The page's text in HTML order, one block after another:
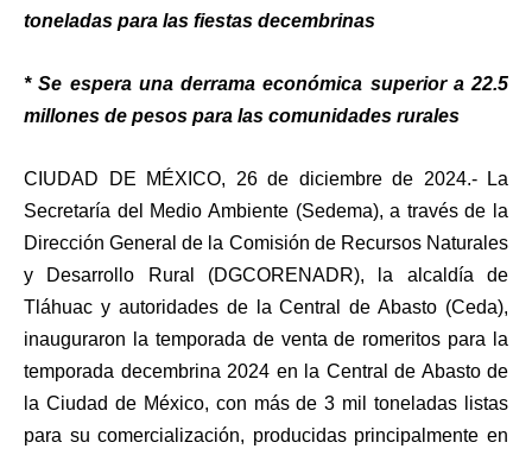
toneladas para las fiestas decembrinas
* Se espera una derrama económica superior a 22.5
millones de pesos para las comunidades rurales
CIUDAD DE MÉXICO, 26 de diciembre de 2024.- La
Secretaría del Medio Ambiente (Sedema), a través de la
Dirección General de la Comisión de Recursos Naturales
y Desarrollo Rural (DGCORENADR), la alcaldía de
Tláhuac y autoridades de la Central de Abasto (Ceda),
inauguraron la temporada de venta de romeritos para la
temporada decembrina 2024 en la Central de Abasto de
la Ciudad de México, con más de 3 mil toneladas listas
para su comercialización, producidas principalmente en